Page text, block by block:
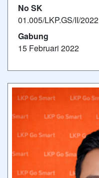
No SK
01.005/LKP.GS/II/2022
Gabung
15 Februari 2022